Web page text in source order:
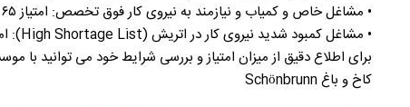
• مشاغل خاص و کمیاب و نیازمند به نیروی کار فوق تخصص: امتیاز ۶۵ از ۱۰۰
• مشاغل کمبود شدید نیروی کار در اتریش (High Shortage List): امتیاز ۵۵ از ۹۰
برای اطلاع دقیق از میزان امتیاز و بررسی شرایط خود می توانید
کاخ و باغ Schönbrunn